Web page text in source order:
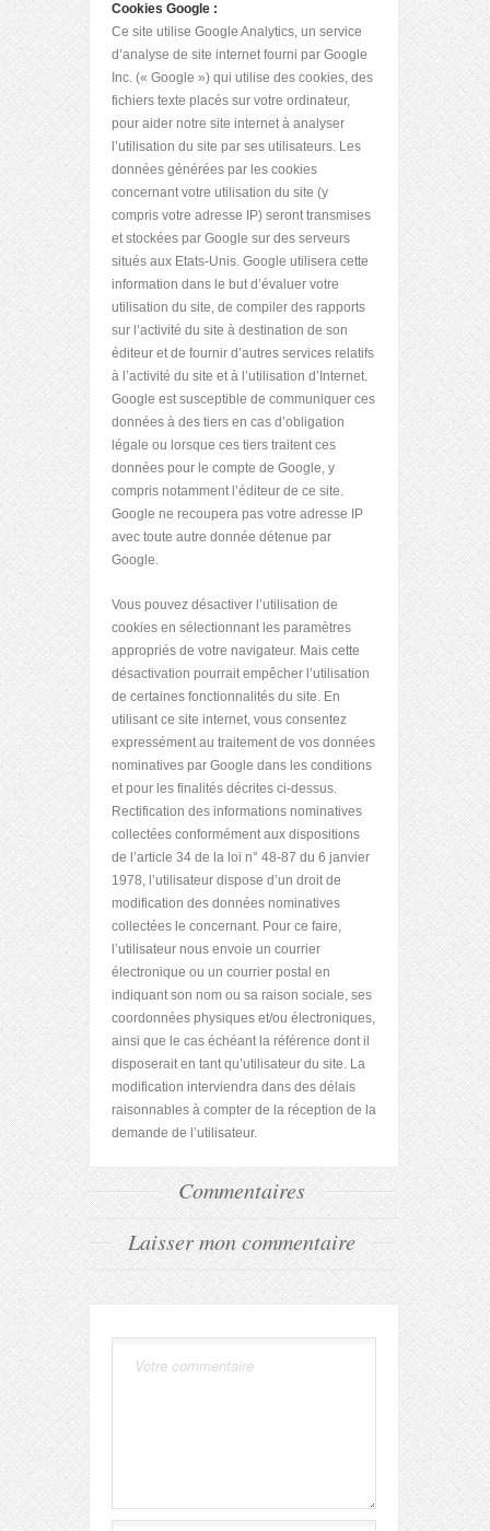
Cookies Google :
Ce site utilise Google Analytics, un service
d’analyse de site internet fourni par Google
Inc. (« Google ») qui utilise des cookies, des
fichiers texte placés sur votre ordinateur,
pour aider notre site internet à analyser
l’utilisation du site par ses utilisateurs. Les
données générées par les cookies
concernant votre utilisation du site (y
compris votre adresse IP) seront transmises
et stockées par Google sur des serveurs
situés aux Etats-Unis. Google utilisera cette
information dans le but d’évaluer votre
utilisation du site, de compiler des rapports
sur l’activité du site à destination de son
éditeur et de fournir d’autres services relatifs
à l’activité du site et à l’utilisation d’Internet.
Google est susceptible de communiquer ces
données à des tiers en cas d’obligation
légale ou lorsque ces tiers traitent ces
données pour le compte de Google, y
compris notamment l’éditeur de ce site.
Google ne recoupera pas votre adresse IP
avec toute autre donnée détenue par
Google.
Vous pouvez désactiver l’utilisation de
cookies en sélectionnant les paramètres
appropriés de votre navigateur. Mais cette
désactivation pourrait empêcher l’utilisation
de certaines fonctionnalités du site. En
utilisant ce site internet, vous consentez
expressément au traitement de vos données
nominatives par Google dans les conditions
et pour les finalités décrites ci-dessus.
Rectification des informations nominatives
collectées conformément aux dispositions
de l’article 34 de la loi n° 48-87 du 6 janvier
1978, l’utilisateur dispose d’un droit de
modification des données nominatives
collectées le concernant. Pour ce faire,
l’utilisateur nous envoie un courrier
électronique ou un courrier postal en
indiquant son nom ou sa raison sociale, ses
coordonnées physiques et/ou électroniques,
ainsi que le cas échéant la référence dont il
disposerait en tant qu’utilisateur du site. La
modification interviendra dans des délais
raisonnables à compter de la réception de la
demande de l’utilisateur.
Commentaires
Laisser mon commentaire